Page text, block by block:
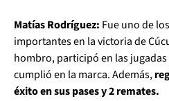
Matías Rodríguez: Fue uno de
importantes en la victoria de
hombro, participó en las
cumplió en la marca. Además,
éxito en sus pases y 2 remates.